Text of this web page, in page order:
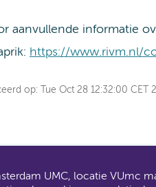
aanvullende informatie
https://www.rivm.nl/
op: Tue Oct 28 12:32:00 CET
AMC en
UMC, locatie VUmc